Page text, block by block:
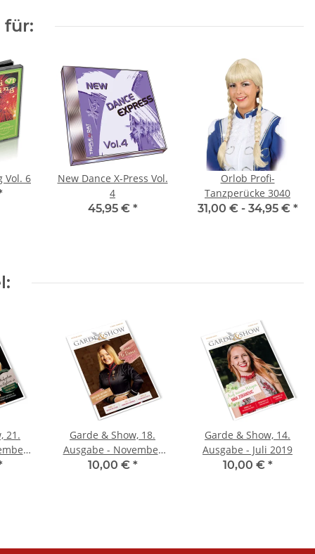
für:
Vol. 6
New Dance X-Press Vol.
4
45,95 € *
Orlob Profi-
Tanzperücke 3040
31,00 € - 34,95 € *
21.
Garde & Show, 18.
Ausgabe - November
2020
10,00 € *
Garde & Show, 14.
Ausgabe - Juli 2019
10,00 € *